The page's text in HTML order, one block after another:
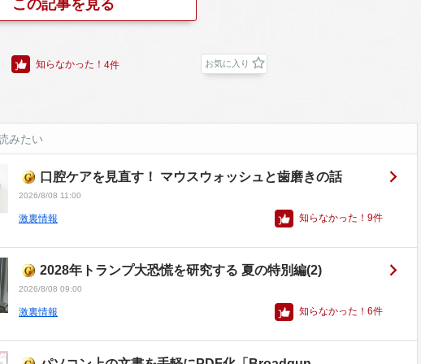
この記事を見る
知らなかった！ 4件 お気に入り
みたい
口腔ケアを見直す！ マウスウォッシュと歯磨きの話
2026/8/08 11:00
激裏情報 知らなかった！ 9件
2028年トランプ大恐慌を研究する 夏の特別編(2)
2026/8/08 09:00
激裏情報 知らなかった！ 6件